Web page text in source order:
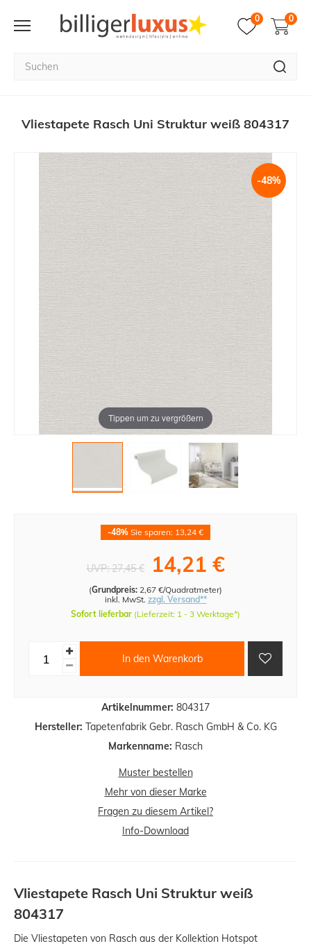
0 0
Vliestapete Rasch Uni Struktur weiß 804317
Tippen um zu vergrößern
-48%
Artikelnummer: 804317
Hersteller: Tapetenfabrik Gebr. Rasch GmbH & Co. KG
Markenname: Rasch
-48% Sie sparen: 13,24 €
UVP:27,45 € 14,21 €
(Grundpreis: 2,67 €/Quadratmeter)
inkl. MwSt. zzgl. Versand**
Sofort lieferbar (Lieferzeit: 1 - 3 Werktage*)
In den Warenkorb
Muster bestellen
Mehr von dieser Marke
Fragen zu diesem Artikel?
Info-Download
Vliestapete Rasch Uni Struktur weiß
804317
Die Vliestapeten von Rasch aus der Kollektion Hotspot